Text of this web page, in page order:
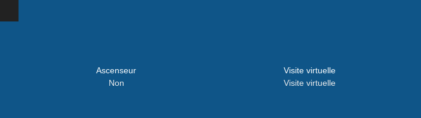
Ascenseur
Non
Visite virtuelle
Visite virtuelle